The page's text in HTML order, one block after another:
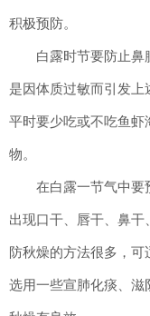
积极预防。
白露时节要防止鼻腔
是因体质过敏而引发上
平时要少吃或不吃鱼虾
物。
在白露一节气中要
出现口干、唇干、鼻
防秋燥的方法很多，
选用一些宣肺化痰、